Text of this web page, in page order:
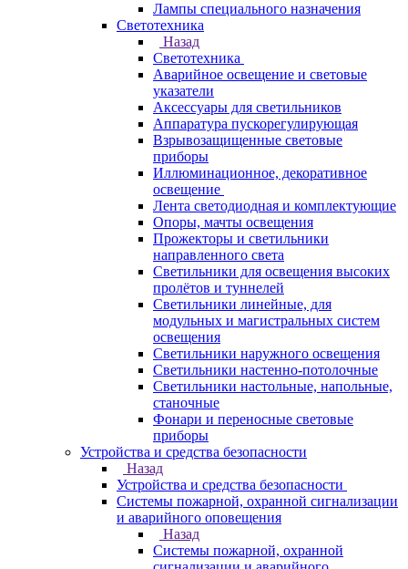
Лампы специального назначения
Светотехника
Назад
Светотехника
Аварийное освещение и световые
указатели
Аксессуары для светильников
Аппаратура пускорегулирующая
Взрывозащищенные световые
приборы
Иллюминационное, декоративное
освещение
Лента светодиодная и комплектующие
Опоры, мачты освещения
Прожекторы и светильники
направленного света
Светильники для освещения высоких
пролётов и туннелей
Светильники линейные, для
модульных и магистральных систем
освещения
Светильники наружного освещения
Светильники настенно-потолочные
Светильники настольные, напольные,
станочные
Фонари и переносные световые
приборы
Устройства и средства безопасности
Назад
Устройства и средства безопасности
Системы пожарной, охранной сигнализации
и аварийного оповещения
Назад
Системы пожарной, охранной